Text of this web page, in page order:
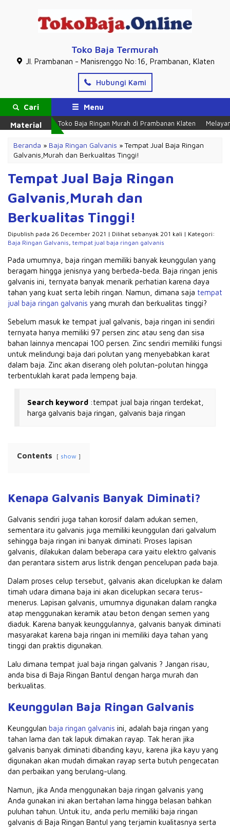
Toko Baja Termurah
Jl. Prambanan - Manisrenggo No:16, Prambanan, Klaten
Hubungi Kami
Cari
Material
Menu
Toko Baja Ringan Murah di Prambanan Klaten Melayani
Beranda » Baja Ringan Galvanis »Tempat Jual Baja Ringan
Galvanis,Murah dan Berkualitas Tinggi!
Tempat Jual Baja Ringan
Galvanis,Murah dan
Berkualitas Tinggi!
Dipublish pada 26 December 2021 | Dilihat sebanyak 201 kali | Kategori:
Baja Ringan Galvanis, tempat jual baja ringan galvanis
Pada umumnya, baja ringan memiliki banyak keunggulan yang
beragam hingga jenisnya yang berbeda-beda. Baja ringan jenis
galvanis ini, ternyata banyak menarik perhatian karena daya
tahan yang kuat serta lebih ringan. Namun, dimana saja tempat
jual baja ringan galvanis yang murah dan berkualitas tinggi?
Sebelum masuk ke tempat jual galvanis, baja ringan ini sendiri
ternyata hanya memiliki 97 persen zinc atau seng dan sisa
bahan lainnya mencapai 100 persen. Zinc sendiri memiliki fungsi
untuk melindungi baja dari polutan yang menyebabkan karat
dalam baja. Zinc akan diserang oleh polutan-polutan hingga
terbentuklah karat pada lempeng baja.
Search keyword:tempat jual baja ringan terdekat,
harga galvanis baja ringan, galvanis baja ringan
Contents show
Kenapa Galvanis Banyak Diminati?
Galvanis sendiri juga tahan korosif dalam adukan semen,
sementara itu galvanis juga memiliki keunggulan dari galvalum
sehingga baja ringan ini banyak diminati. Proses lapisan
galvanis, dilakukan dalam beberapa cara yaitu elektro galvanis
dan perantara sistem arus listrik dengan pencelupan pada baja.
Dalam proses celup tersebut, galvanis akan dicelupkan ke dalam
timah udara dimana baja ini akan dicelupkan secara terus-
menerus. Lapisan galvanis, umumnya digunakan dalam rangka
atap menggunakan keramik atau beton dengan semen yang
diaduk. Karena banyak keunggulannya, galvanis banyak diminati
masyarakat karena baja ringan ini memiliki daya tahan yang
tinggi dan praktis digunakan.
Lalu dimana tempat jual baja ringan galvanis ? Jangan risau,
anda bisa di Baja Ringan Bantul dengan harga murah dan
berkualitas.
Keunggulan Baja Ringan Galvanis
Keunggulan baja ringan galvanis ini, adalah baja ringan yang
tahan lama dan tak lapuk dimakan rayap. Tak heran jika
galvanis banyak diminati dibanding kayu, karena jika kayu yang
digunakan akan mudah dimakan rayap serta butuh pengecatan
dan perbaikan yang berulang-ulang.
Namun, jika Anda menggunakan baja ringan galvanis yang
Anda gunakan ini akan bertahan lama hingga belasan bahkan
puluhan tahun. Untuk itu, anda perlu memiliki baja ringan
galvanis di Baja Ringan Bantul yang terjamin kualitasnya serta